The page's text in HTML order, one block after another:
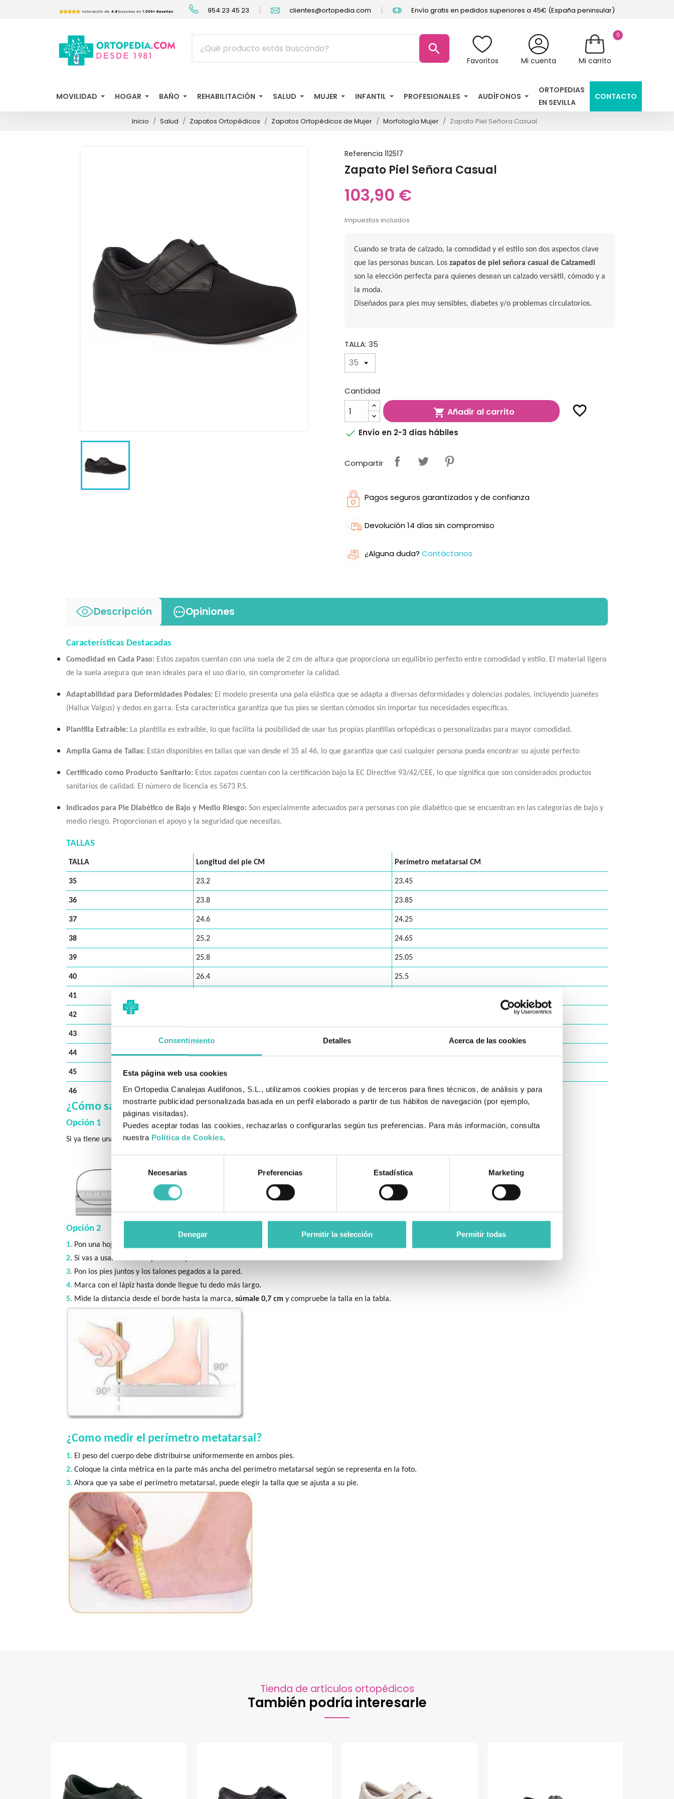
Consentimiento Detalles Acerca de las cookies
Esta página web usa cookies
En Ortopedia Canalejas Audifonos, S.L., utilizamos cookies propias y de terceros para fines técnicos, de análisis y para
mostrarte publicidad personalizada basada en un perfil elaborado a partir de tus hábitos de navegación (por ejemplo,
páginas visitadas).
Puedes aceptar todas las cookies, rechazarlas o configurarlas según tus preferencias. Para más información, consulta
nuestra Política de Cookies.
de
consentimiento
Necesarias Preferencias Estadística Marketing
Denegar Permitir la selección Permitir todas
954 23 45 23 | clientes@ortopedia.com | Envío gratis en pedidos superiores a 45€ (España peninsular)
search
0
Mi carrito
Mi cuenta
Favoritos
MOVILIDAD HOGAR BAÑO REHABILITACIÓN SALUD MUJER INFANTIL PROFESIONALES AUDÍFONOS
ORTOPEDIAS
EN SEVILLA
CONTACTO
Inicio Salud Zapatos Ortopédicos Zapatos Ortopédicos de Mujer Morfología Mujer Zapato Piel Señora Casual
Referencia 112517
Zapato Piel Señora Casual
103,90 €
Impuestos incluidos
Cuando se trata de calzado, la comodidad y el estilo son dos aspectos clave
que las personas buscan. Loszapatos de piel señora casual de Calzamedi
son la elección perfecta para quienes desean un calzado versátil, cómodo y a
la moda.
Diseñados para pies muy sensibles, diabetes y/o problemas circulatorios.
TALLA: 35
Cantidad
 Añadir al carrito favorite_border
 Envío en 2-3 días hábiles
Compartir
Pagos seguros garantizados y de confianza
Devolución 14 días sin compromiso
¿Alguna duda? Contáctanos
Descripción Opiniones
Características Destacadas
Comodidad en Cada Paso: Estos zapatos cuentan con una suela de 2 cm de altura que proporciona un equilibrio perfecto entre comodidad y estilo. El material ligero
de la suela asegura que sean ideales para el uso diario, sin comprometer la calidad.
Adaptabilidad para Deformidades Podales: El modelo presenta una pala elástica que se adapta a diversas deformidades y dolencias podales, incluyendo juanetes
(Hallux Valgus) y dedos en garra. Esta característica garantiza que tus pies se sientan cómodos sin importar tus necesidades específicas.
Plantilla Extraíble: La plantilla es extraíble, lo que facilita la posibilidad de usar tus propias plantillas ortopédicas o personalizadas para mayor comodidad.
Amplia Gama de Tallas: Están disponibles en tallas que van desde el 35 al 46, lo que garantiza que casi cualquier persona pueda encontrar su ajuste perfecto
Certificado como Producto Sanitario: Estos zapatos cuentan con la certificación bajo la EC Directive 93/42/CEE, lo que significa que son considerados productos
sanitarios de calidad. El número de licencia es 5673 P.S.
Indicados para Pie Diabético de Bajo y Medio Riesgo: Son especialmente adecuados para personas con pie diabético que se encuentran en las categorías de bajo y
medio riesgo. Proporcionan el apoyo y la seguridad que necesitas.
TALLAS
TALLA Longitud del pie CM Perímetro metatarsal CM
35 23.2 23.45
36 23.8 23.85
37 24.6 24.25
38 25.2 24.65
39 25.8 25.05
40 26.4 25.5
41
42
43
44 29
45 29.6
46 30.2 28.05
¿Cómo saber mi talla (largo) adecuada?
Opción 1
Si ya tiene una plantilla, tome las medidas de longitud de acuerdo a la ilustración y verifique la talla en la tabla.
Opción 2
1. Pon una hoja de papel al suelo, pegada a la pared.
2. Si vas a usar calcetines ponte los que vas a usar.
3. Pon los pies juntos y los talones pegados a la pared.
4. Marca con el lápiz hasta donde llegue tu dedo más largo.
5. Mide la distancia desde el borde hasta la marca, súmale 0,7 cm y compruebe la talla en la tabla.
¿Como medir el perímetro metatarsal?
1. El peso del cuerpo debe distribuirse uniformemente en ambos pies.
2. Coloque la cinta métrica en la parte más ancha del perímetro metatarsal según se representa en la foto.
3. Ahora que ya sabe el perímetro metatarsal, puede elegir la talla que se ajusta a su pie.
Tienda de artículos ortopédicos
También podría interesarle